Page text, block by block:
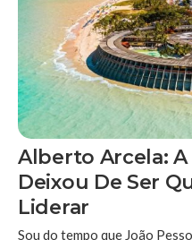
Alberto Arcela: A
Deixou De Ser
Liderar
Sou do tempo que João